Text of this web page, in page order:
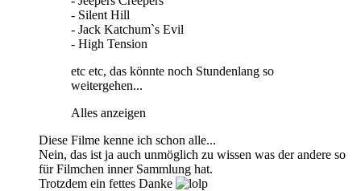
- Silent Hill
- Jack Katchum`s Evil
- High Tension
etc etc, das könnte noch Stundenlang so
weitergehen...
Alles anzeigen
Diese Filme kenne ich schon alle...
Nein, das ist ja auch unmöglich zu wissen was der andere so
für Filmchen inner Sammlung hat.
Trotzdem ein fettes Danke